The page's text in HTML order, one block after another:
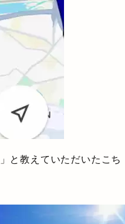
と教えていただいたこち